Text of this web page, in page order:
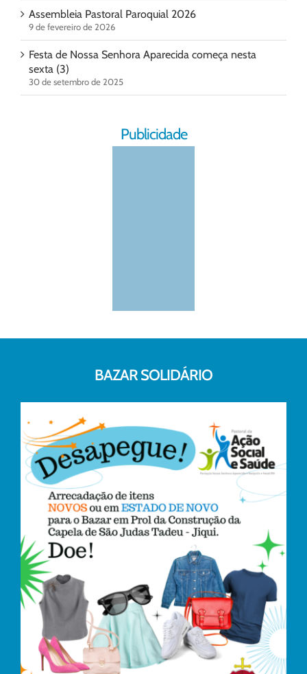
Assembleia Pastoral Paroquial 2026
9 de fevereiro de 2026
Festa de Nossa Senhora Aparecida começa nesta
sexta (3)
30 de setembro de 2025
Publicidade
BAZAR SOLIDÁRIO